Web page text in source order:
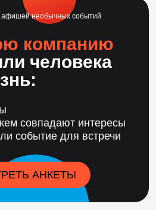
афишей необычных событий
компанию
человека
совпадают интересы
событие для встречи
АНКЕТЫ